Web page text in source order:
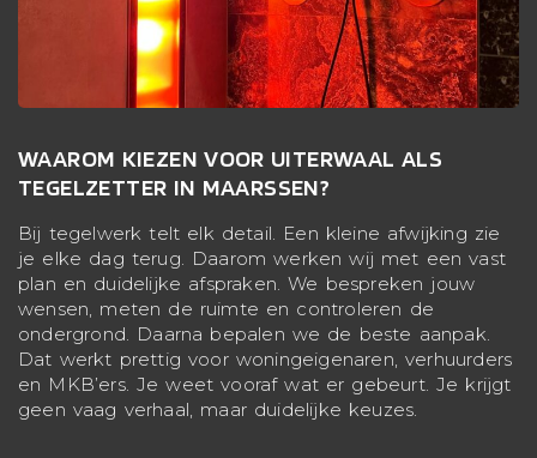
WAAROM KIEZEN VOOR UITERWAAL ALS
TEGELZETTER IN MAARSSEN?
Bij tegelwerk telt elk detail. Een kleine afwijking zie
je elke dag terug. Daarom werken wij met een vast
plan en duidelijke afspraken. We bespreken jouw
wensen, meten de ruimte en controleren de
ondergrond. Daarna bepalen we de beste aanpak.
Dat werkt prettig voor woningeigenaren, verhuurders
en MKB’ers. Je weet vooraf wat er gebeurt. Je krijgt
geen vaag verhaal, maar duidelijke keuzes.